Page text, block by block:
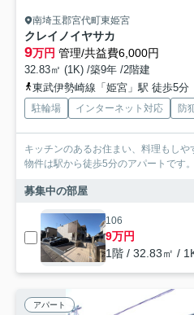
南埼玉郡宮代町東姫宮
クレイノイヤサカ
9万円 管理/共益費6,000円
32.83㎡ (1K) /築9年 /2階建
東武伊勢崎線「姫宮」駅 徒歩5分
駐輪場 インターネット対応 防
キッチンのあるお住まい、料理もし
物件は駅から徒歩5分のアパートです
募集中の部屋
106
9万円
1階 / 32.83㎡ /
アパート